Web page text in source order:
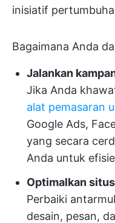
inisiatif
Bagaimana Anda
Jalankan
Jika Anda
alat pemasaran
Google Ads,
yang secara
Anda untuk
Optimalkan
Perbaiki
desain, pesan,